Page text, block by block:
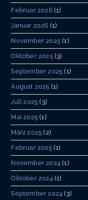
Februar 2026(1)
Januar 2026 (1)
November 2025 (1)
Oktober 2025(3)
September 2025 (1)
August 2025 (1)
Juli 2025 (3)
Mai 2025 (1)
März 2025 (2)
Februar 2025(1)
November 2024 (1)
Oktober 2024(1)
September 2024 (3)